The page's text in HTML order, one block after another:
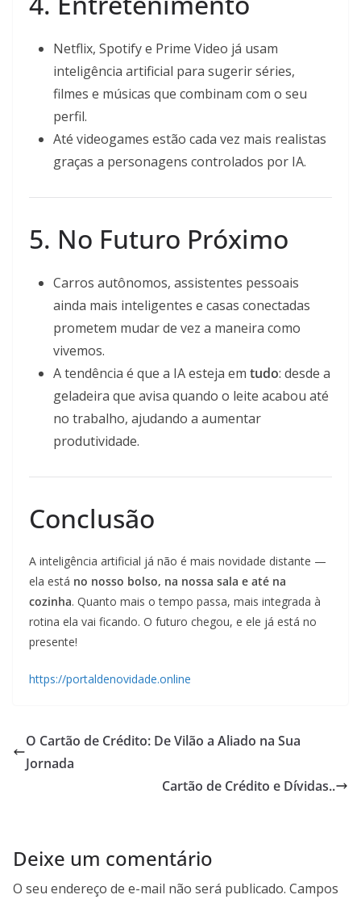
Netflix, Spotify e Prime Video já usam
inteligência artificial para sugerir séries,
filmes e músicas que combinam com o seu
perfil.
Até videogames estão cada vez mais realistas
graças a personagens controlados por IA.
5. No Futuro Próximo
Carros autônomos, assistentes pessoais
ainda mais inteligentes e casas conectadas
prometem mudar de vez a maneira como
vivemos.
A tendência é que a IA esteja em tudo: desde a
geladeira que avisa quando o leite acabou até
no trabalho, ajudando a aumentar
produtividade.
Conclusão
A inteligência artificial já não é mais novidade distante —
ela está no nosso bolso, na nossa sala e até na
cozinha. Quanto mais o tempo passa, mais integrada à
rotina ela vai ficando. O futuro chegou, e ele já está no
presente!
https://portaldenovidade.online
O Cartão de Crédito: De Vilão a Aliado na Sua
Jornada
Cartão de Crédito e Dívidas..
Deixe um comentário
O seu endereço de e-mail não será publicado. Campos